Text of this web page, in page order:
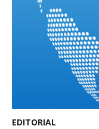
EDITORIAL